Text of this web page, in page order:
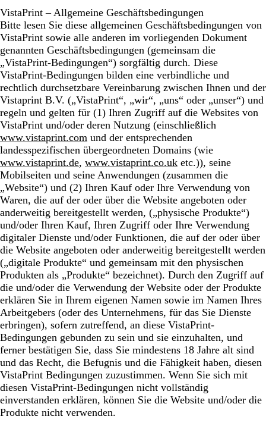
VistaPrint – Allgemeine Geschäftsbedingungen
Bitte lesen Sie diese allgemeinen Geschäftsbedingungen von
VistaPrint sowie alle anderen im vorliegenden Dokument
genannten Geschäftsbedingungen (gemeinsam die
„VistaPrint-Bedingungen“) sorgfältig durch. Diese
VistaPrint-Bedingungen bilden eine verbindliche und
rechtlich durchsetzbare Vereinbarung zwischen Ihnen und der
Vistaprint B.V. („VistaPrint“, „wir“, „uns“ oder „unser“) und
regeln und gelten für (1) Ihren Zugriff auf die Websites von
VistaPrint und/oder deren Nutzung (einschließlich
www.vistaprint.com und der entsprechenden
landesspezifischen übergeordneten Domains (wie
www.vistaprint.de, www.vistaprint.co.uk etc.)), seine
Mobilseiten und seine Anwendungen (zusammen die
„Website“) und (2) Ihren Kauf oder Ihre Verwendung von
Waren, die auf der oder über die Website angeboten oder
anderweitig bereitgestellt werden, („physische Produkte“)
und/oder Ihren Kauf, Ihren Zugriff oder Ihre Verwendung
digitaler Dienste und/oder Funktionen, die auf der oder über
die Website angeboten oder anderweitig bereitgestellt werden
(„digitale Produkte“ und gemeinsam mit den physischen
Produkten als „Produkte“ bezeichnet). Durch den Zugriff auf
die und/oder die Verwendung der Website oder der Produkte
erklären Sie in Ihrem eigenen Namen sowie im Namen Ihres
Arbeitgebers (oder des Unternehmens, für das Sie Dienste
erbringen), sofern zutreffend, an diese VistaPrint-
Bedingungen gebunden zu sein und sie einzuhalten, und
ferner bestätigen Sie, dass Sie mindestens 18 Jahre alt sind
und das Recht, die Befugnis und die Fähigkeit haben, diesen
VistaPrint Bedingungen zuzustimmen. Wenn Sie sich mit
diesen VistaPrint-Bedingungen nicht vollständig
einverstanden erklären, können Sie die Website und/oder die
Produkte nicht verwenden.